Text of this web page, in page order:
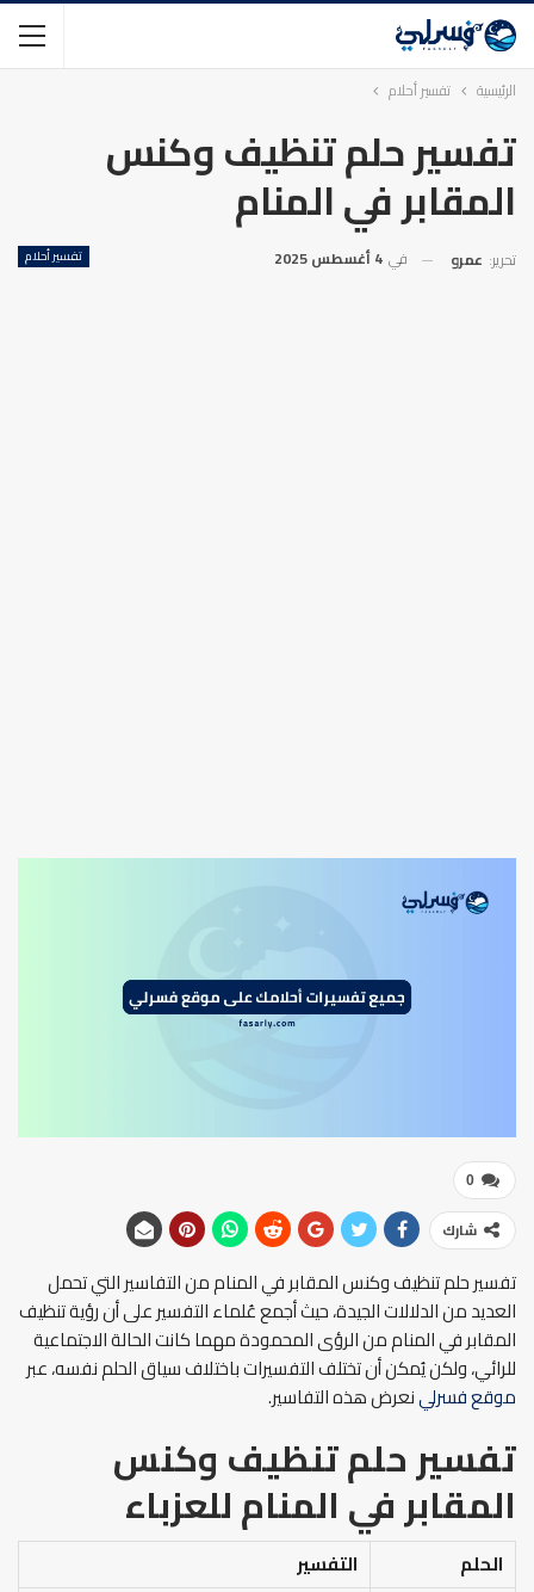
الرئيسية تفسير أحلام
تفسير حلم تنظيف وكنس
المقابر في المنام
تفسير أحلام تحرير: عمرو في 4 أغسطس 2025
0
شارك
تفسير حلم تنظيف وكنس المقابر في المنام من التفاسير التي تحمل
العديد من الدلالات الجيدة، حيث أجمع عُلماء التفسير على أن رؤية تنظيف
المقابر في المنام من الرؤى المحمودة مهما كانت الحالة الاجتماعية
للرائي، ولكن يُمكن أن تختلف التفسيرات باختلاف سياق الحلم نفسه، عبر
موقع فسرلينعرض هذه التفاسير.
تفسير حلم تنظيف وكنس
المقابر في المنامللعزباء
الحلم
التفسير